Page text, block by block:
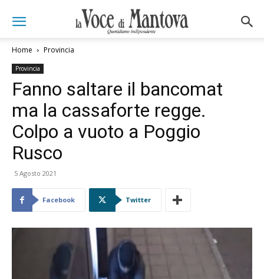
Home Provincia
Provincia
Fanno saltare il bancomat
ma la cassaforte regge.
Colpo a vuoto a Poggio
Rusco
5 Agosto 2021
Facebook Twitter